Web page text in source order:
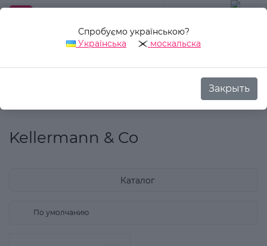
Kellermann & Co
Спробуємо українською?
Українська
москальска
Закрыть
Kellermann & Co
Каталог